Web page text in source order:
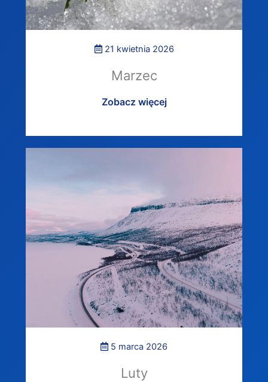
21 kwietnia 2026
Marzec
Zobacz więcej
5 marca 2026
Luty